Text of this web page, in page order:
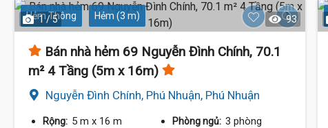
Hẻm Thông Hẻm (3 m)
1 / 5 93
Bán nhà hẻm 69 Nguyễn Đình Chính, 70.1
m² 4 Tầng (5m x 16m)
Nguyễn Đình Chính, Phú Nhuận, Phú Nhuận
Rộng: 5 m x 16 m Phòng ngủ: 3 phòng